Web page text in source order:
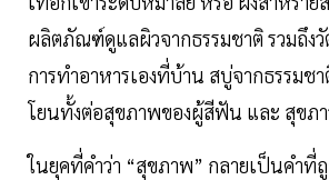
ผลิตภัณฑ์ดูแลผิวจากธรรมชาติ รวมถึง
การทำอาหารเองที่บ้าน สบู่จากธรรม
โยนทั้งต่อสุขภาพของผู้สีฟัน และ สุขภา
ในยุคที่คำว่า “สุขภาพ” กลายเป็นคำที่